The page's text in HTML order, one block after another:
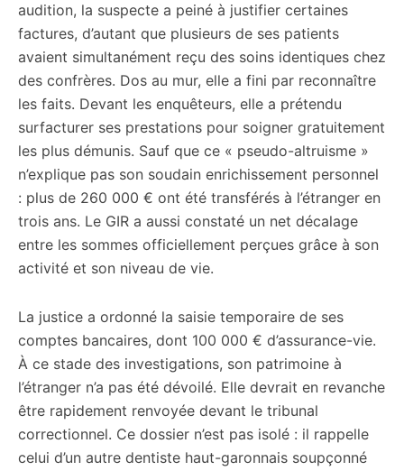
audition, la suspecte a peiné à justifier certaines
factures, d’autant que plusieurs de ses patients
avaient simultanément reçu des soins identiques chez
des confrères. Dos au mur, elle a fini par reconnaître
les faits. Devant les enquêteurs, elle a prétendu
surfacturer ses prestations pour soigner gratuitement
les plus démunis. Sauf que ce « pseudo-altruisme »
n’explique pas son soudain enrichissement personnel
: plus de 260 000 € ont été transférés à l’étranger en
trois ans. Le GIR a aussi constaté un net décalage
entre les sommes officiellement perçues grâce à son
activité et son niveau de vie.
La justice a ordonné la saisie temporaire de ses
comptes bancaires, dont 100 000 € d’assurance-vie.
À ce stade des investigations, son patrimoine à
l’étranger n’a pas été dévoilé. Elle devrait en revanche
être rapidement renvoyée devant le tribunal
correctionnel. Ce dossier n’est pas isolé : il rappelle
celui d’un autre dentiste haut-garonnais soupçonné